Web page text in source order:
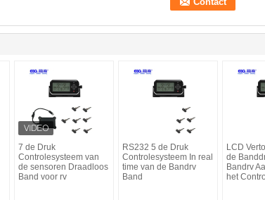
7 de Druk
Controlesysteem van
de sensoren Draadloos
Band voor rv
RS232 5 de Druk
Controlesysteem In real
time van de Bandrv
Band
LCD
de
Bandrv
het